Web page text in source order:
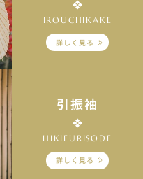
IROUCHIKAKE
詳しく見る
引振袖
HIKIFURISODE
詳しく見る